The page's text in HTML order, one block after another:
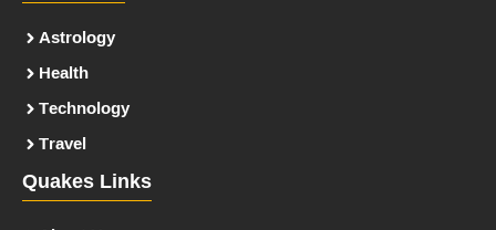
Astrology
Health
Technology
Travel
Quakes Links